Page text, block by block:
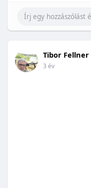
Tibor Fellner
3 év